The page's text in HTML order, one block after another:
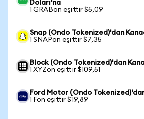
Doları'na
1 GRABon eşittir $5,09
Snap (Ondo Tokenized)'dan
1 SNAPon eşittir $7,35
Block (Ondo Tokenized)'dan
1 XYZon eşittir $109,51
Ford Motor (Ondo
1 Fon eşittir $19,89